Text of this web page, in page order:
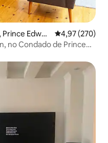
Edwar
4,97 de uma
4,97 (270)
no Condado de Prince